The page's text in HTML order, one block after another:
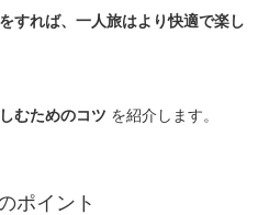
すれば、一人旅はより快適で楽し
むためのコツ を紹介します。
ポイント